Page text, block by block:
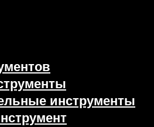
инструменты